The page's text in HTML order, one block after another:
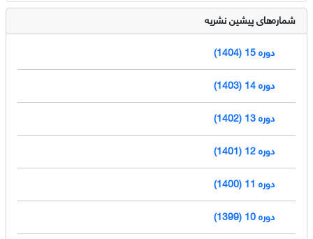
شماره‌های پیشین نشریه
دوره 15 (1404)
دوره 14 (1403)
دوره 13 (1402)
دوره 12 (1401)
دوره 11 (1400)
دوره 10 (1399)